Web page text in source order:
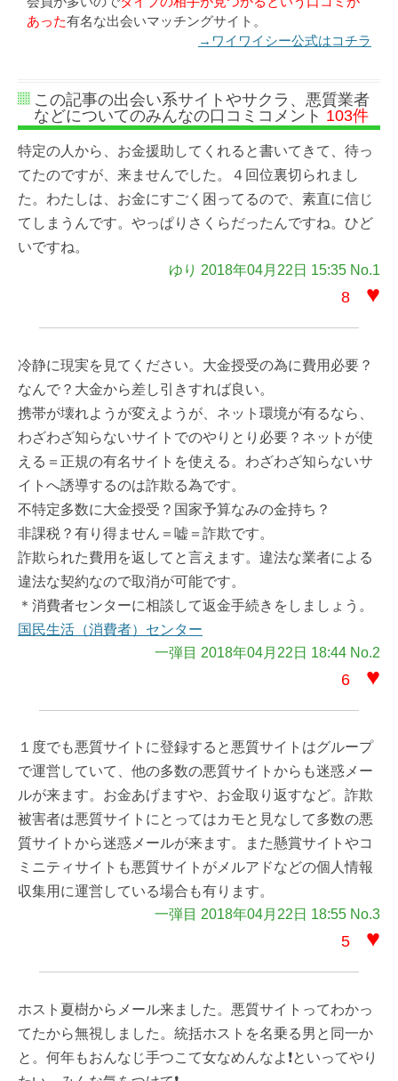
あった有名な出会いマッチングサイト。
→ワイワイシー公式はコチラ
この記事の出会い系サイトやサクラ、悪質業者
などについてのみんなの口コミコメント 103件
特定の人から、お金援助してくれると書いてきて、待っ
てたのですが、来ませんでした。４回位裏切られまし
た。わたしは、お金にすごく困ってるので、素直に信じ
てしまうんです。やっぱりさくらだったんですね。ひど
いですね。
ゆり 2018年04月22日 15:35 No.1
8 ♥
冷静に現実を見てください。大金授受の為に費用必要？
なんで？大金から差し引きすれば良い。
携帯が壊れようが変えようが、ネット環境が有るなら、
わざわざ知らないサイトでのやりとり必要？ネットが使
える＝正規の有名サイトを使える。わざわざ知らないサ
イトへ誘導するのは詐欺る為です。
不特定多数に大金授受？国家予算なみの金持ち？
非課税？有り得ません＝嘘＝詐欺です。
詐欺られた費用を返してと言えます。違法な業者による
違法な契約なので取消が可能です。
＊消費者センターに相談して返金手続きをしましょう。
国民生活（消費者）センター
一弾目 2018年04月22日 18:44 No.2
6 ♥
１度でも悪質サイトに登録すると悪質サイトはグループ
で運営していて、他の多数の悪質サイトからも迷惑メー
ルが来ます。お金あげますや、お金取り返すなど。詐欺
被害者は悪質サイトにとってはカモと見なして多数の悪
質サイトから迷惑メールが来ます。また懸賞サイトやコ
ミニティサイトも悪質サイトがメルアドなどの個人情報
収集用に運営している場合も有ります。
一弾目 2018年04月22日 18:55 No.3
5 ♥
ホスト夏樹からメール来ました。悪質サイトってわかっ
てたから無視しました。統括ホストを名乗る男と同一か
と。何年もおんなじ手つこて女なめんなよ❗といってやり